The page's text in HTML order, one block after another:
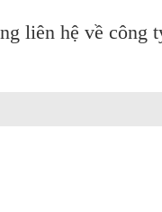
liên hệ về công